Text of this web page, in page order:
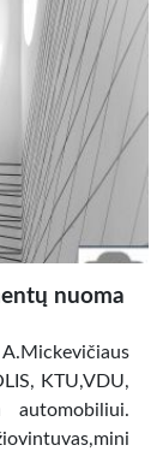
nuoma
KTU,VDU,
automobiliui.